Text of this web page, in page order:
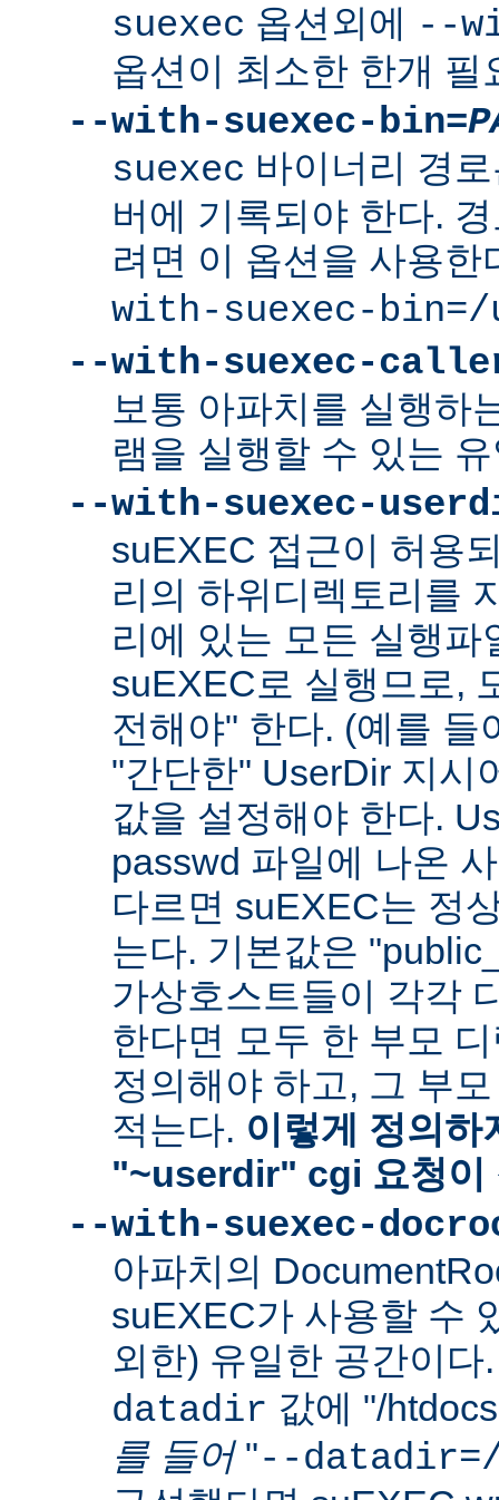
suexec 옵션외에
--
옵션이 최소한 한개 필
--with-suexec-bin=
suexec 바이너리 경
버에 기록되야 한다.
려면 이 옵션을 사용
with-suexec-
--with-suexec-
보통 아파치를 실행하
램을 실행할 수 있는
--with-suexec-
suEXEC 접근이 허용
리의 하위디렉토리를
리에 있는 모든 실행파
suEXEC로 실행므로,
전해야" 한다. (예를 들
"간단한" UserDir 지시
값을 설정해야 한다.
passwd 파일에 나온
다르면 suEXEC는 정
는다. 기본값은
가상호스트들이 각각
한다면 모두 한 부모
정의해야 하고, 그 부
적는다. 이렇게 정의하
"~userdir" cgi 요청이
--with-suexec-
아파치의
suEXEC가 사용할 수
외한) 유일한 공간이
datadir 값에 "/
를 들어"--datadir=/